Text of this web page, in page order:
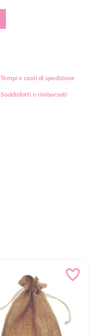
Tempi e costi di spedizione
Soddisfatti o rimborsati